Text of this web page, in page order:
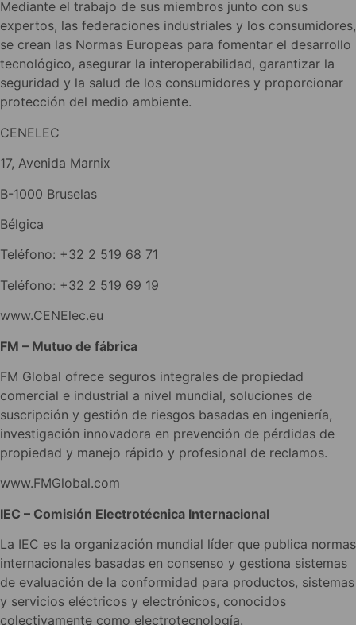
Mediante el trabajo de sus miembros junto con sus
expertos, las federaciones industriales y los consumidores,
se crean las Normas Europeas para fomentar el desarrollo
tecnológico, asegurar la interoperabilidad, garantizar la
seguridad y la salud de los consumidores y proporcionar
protección del medio ambiente.
CENELEC
17, Avenida Marnix
B-1000 Bruselas
Bélgica
Teléfono: +32 2 519 68 71
Teléfono: +32 2 519 69 19
www.CENElec.eu
FM – Mutuo de fábrica
FM Global ofrece seguros integrales de propiedad
comercial e industrial a nivel mundial, soluciones de
suscripción y gestión de riesgos basadas en ingeniería,
investigación innovadora en prevención de pérdidas de
propiedad y manejo rápido y profesional de reclamos.
www.FMGlobal.com
IEC – Comisión Electrotécnica Internacional
La IEC es la organización mundial líder que publica normas
internacionales basadas en consenso y gestiona sistemas
de evaluación de la conformidad para productos, sistemas
y servicios eléctricos y electrónicos, conocidos
colectivamente como electrotecnología.